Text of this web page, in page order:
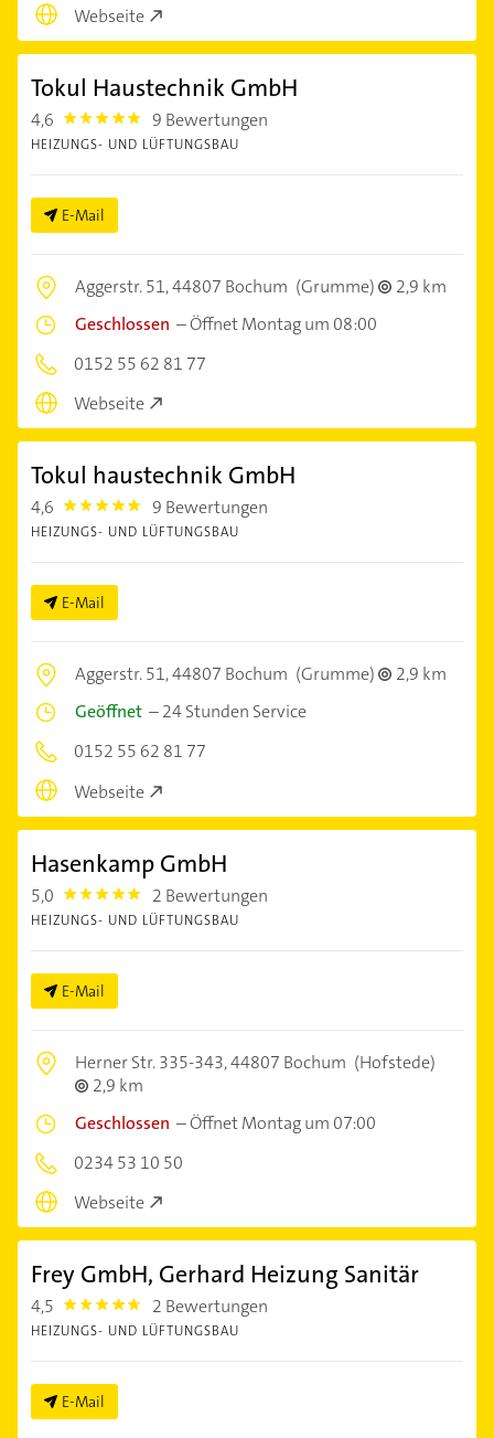
Webseite
Tokul Haustechnik GmbH
4,6 4.6 9 Bewertungen
HEIZUNGS- UND LÜFTUNGSBAU
E-Mail
Aggerstr. 51,44807 Bochum (Grumme)
2,9 km
Geschlossen –Öffnet Montag um 08:00
0152 55 62 81 77
Webseite
Tokul haustechnik GmbH
4,6 4.6 9 Bewertungen
HEIZUNGS- UND LÜFTUNGSBAU
E-Mail
Aggerstr. 51,44807 Bochum (Grumme)
2,9 km
Geöffnet –24 Stunden Service
0152 55 62 81 77
Webseite
Hasenkamp GmbH
5,0 5.0 2 Bewertungen
HEIZUNGS- UND LÜFTUNGSBAU
E-Mail
Herner Str. 335-343,44807 Bochum (Hofstede)
2,9 km
Geschlossen –Öffnet Montag um 07:00
0234 53 10 50
Webseite
Frey GmbH, Gerhard Heizung Sanitär
4,5 4.5 2 Bewertungen
HEIZUNGS- UND LÜFTUNGSBAU
E-Mail